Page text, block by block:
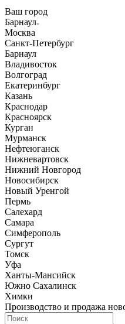
Ваш город
Барнаул
Москва
Санкт-Петербург
Барнаул
Владивосток
Волгоград
Екатеринбург
Казань
Краснодар
Красноярск
Курган
Мурманск
Нефтеюганск
Нижневартовск
Нижний Новгород
Новосибирск
Новый Уренгой
Пермь
Салехард
Самара
Симферополь
Сургут
Томск
Уфа
Ханты-Мансийск
Южно Сахалинск
Химки
Производство и продажа